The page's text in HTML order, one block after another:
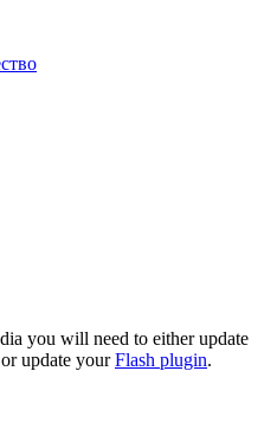
you will need to either update
update yourFlash plugin.